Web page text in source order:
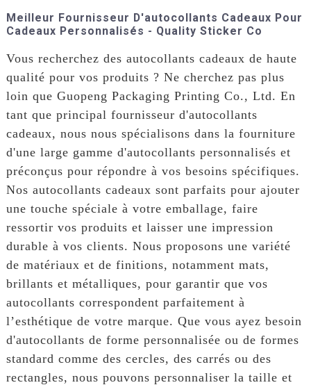
Meilleur Fournisseur D'autocollants Cadeaux Pour
Cadeaux Personnalisés - Quality Sticker Co
Vous recherchez des autocollants cadeaux de haute
qualité pour vos produits ? Ne cherchez pas plus
loin que Guopeng Packaging Printing Co., Ltd. En
tant que principal fournisseur d'autocollants
cadeaux, nous nous spécialisons dans la fourniture
d'une large gamme d'autocollants personnalisés et
préconçus pour répondre à vos besoins spécifiques.
Nos autocollants cadeaux sont parfaits pour ajouter
une touche spéciale à votre emballage, faire
ressortir vos produits et laisser une impression
durable à vos clients. Nous proposons une variété
de matériaux et de finitions, notamment mats,
brillants et métalliques, pour garantir que vos
autocollants correspondent parfaitement à
l’esthétique de votre marque. Que vous ayez besoin
d'autocollants de forme personnalisée ou de formes
standard comme des cercles, des carrés ou des
rectangles, nous pouvons personnaliser la taille et